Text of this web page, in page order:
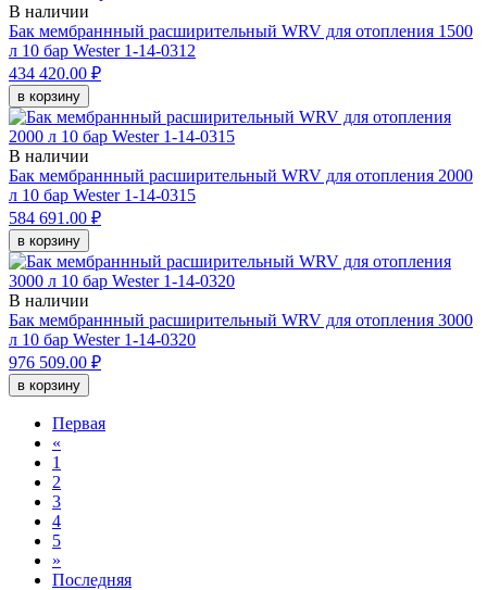
В наличии
Бак мембраннный расширительный WRV для отопления 1500
л 10 бар Wester 1-14-0312
434 420.00 ₽
в корзину
В наличии
Бак мембраннный расширительный WRV для отопления 2000
л 10 бар Wester 1-14-0315
584 691.00 ₽
в корзину
В наличии
Бак мембраннный расширительный WRV для отопления 3000
л 10 бар Wester 1-14-0320
976 509.00 ₽
в корзину
Первая
«
1
2
3
4
5
»
Последняя